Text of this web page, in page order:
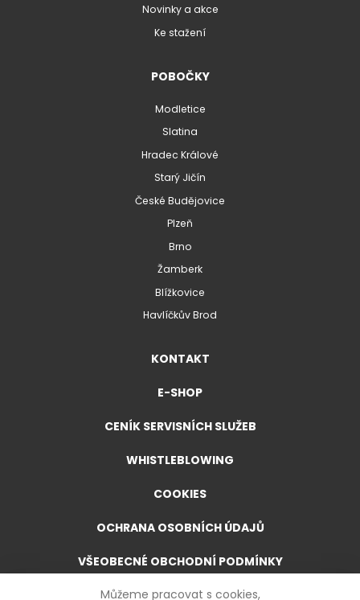
Můžeme pracovat s cookies,
Novinky a akce
Ke stažení
POBOČKY
Modletice
Slatina
Hradec Králové
Starý Jičín
České Budějovice
Plzeň
Brno
Žamberk
Blížkovice
Havlíčkův Brod
KONTAKT
E-SHOP
CENÍK SERVISNÍCH SLUŽEB
WHISTLEBLOWING
COOKIES
OCHRANA OSOBNÍCH ÚDAJŮ
VŠEOBECNÉ OBCHODNÍ PODMÍNKY
VŠEOBECNÉ OBCHODNÍ PODMÍNKY PRO E-SHOP